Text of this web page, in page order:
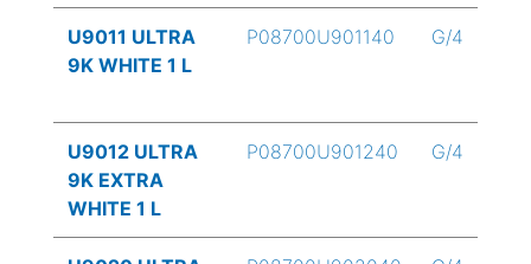
U9011 ULTRA
9K WHITE 1 L
P08700U901140 G/4
U9012 ULTRA
9K EXTRA
WHITE 1 L
P08700U901240 G/4